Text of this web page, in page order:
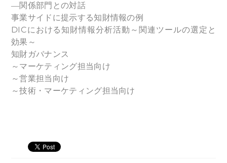
―関係部門との対話
事業サイドに提示する知財情報の例
DICにおける知財情報分析活動～関連ツールの選定と
効果～
知財ガバナンス
～マーケティング担当向け
～営業担当向け
～技術・マーケティング担当向け